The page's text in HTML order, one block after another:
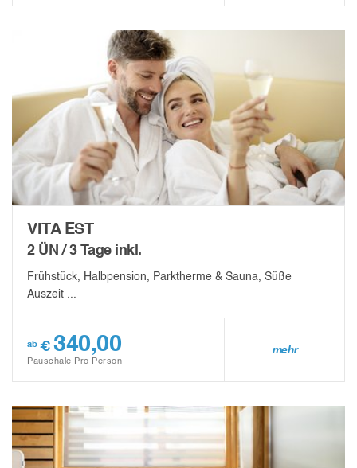
VITA EST
2 ÜN / 3 Tage inkl.
Frühstück, Halbpension, Parktherme & Sauna, Süße
Auszeit ...
ab € 340,00
Pauschale Pro Person
mehr